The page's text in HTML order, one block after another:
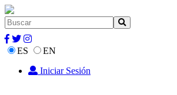
ES
EN
Iniciar Sesión